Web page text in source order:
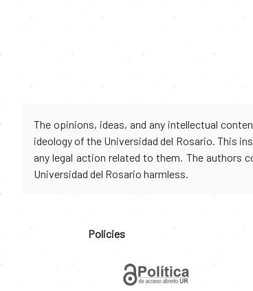
The opinions, ideas, and any intellectual
ideology of the Universidad del Rosario. This
any legal action related to them. The authors
Universidad del Rosario harmless.
Policies